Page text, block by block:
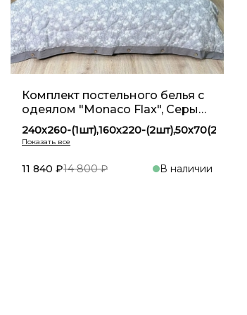
Комплект постельного белья с
одеялом "Monaco Flax", Серый
YM 10
240х260-(1шт),160х220-(2шт),50х70(2шт)
240х260-(1шт),200х230-(1шт),50х70(2шт)
11 840 ₽14 800 ₽ В наличии